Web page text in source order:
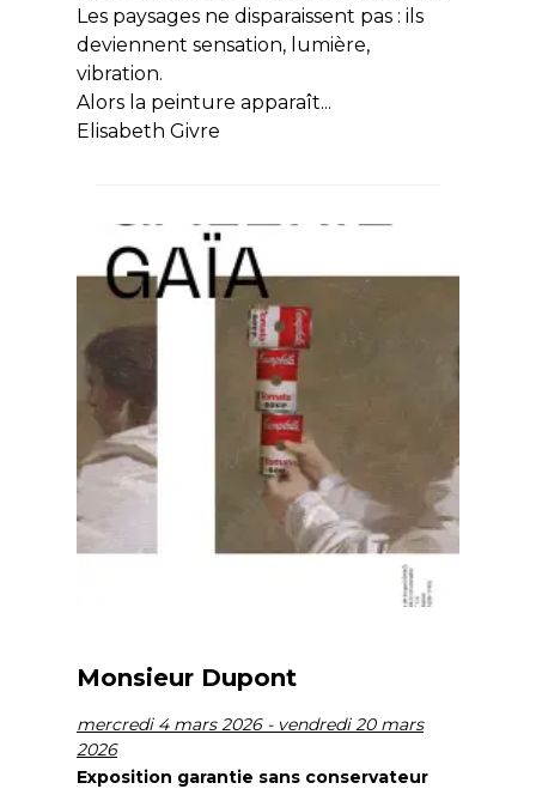
Les paysages ne disparaissent pas : ils
deviennent sensation, lumière,
vibration.
Alors la peinture apparaît...
Elisabeth Givre
Monsieur Dupont
mercredi 4 mars 2026 - vendredi 20 mars
2026
Exposition garantie sans conservateur